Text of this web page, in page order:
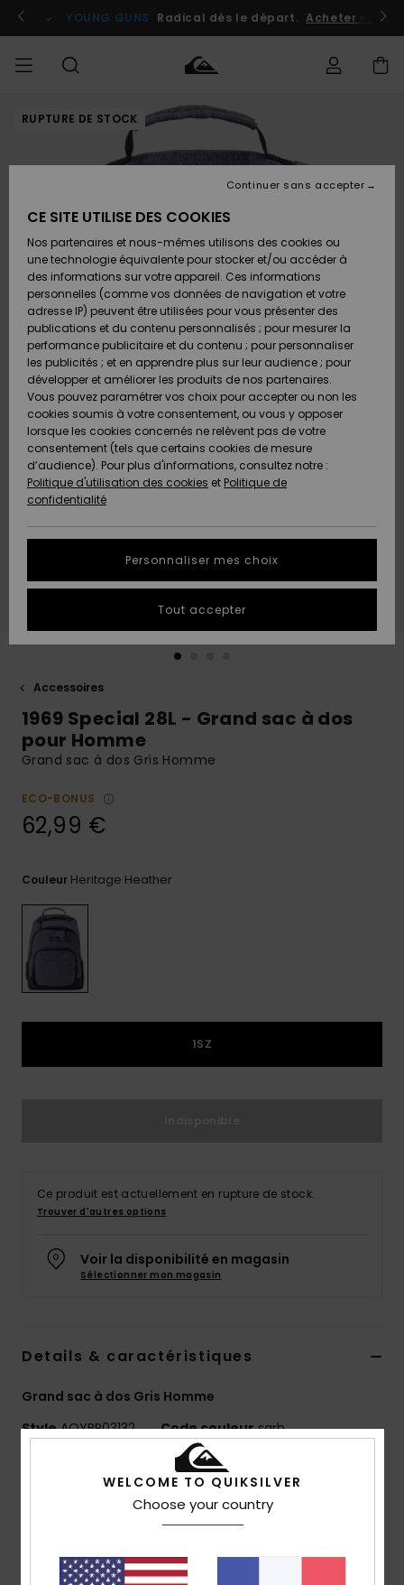
l'information
le
Se connecter / s'inscrire
YOUNG GUNS Radical dès le départ. Acheter
HOMME Vêtements
Chaussures
& Tongs
Surf
Snow
Nouveautés
A
Découvrir
Vêtements
Chaussures
& Tongs
Surf
Snow
Nouveautés
A
Découvrir
FEMME
Shop
A
Découvrir
Snow
SURF
Surf
Shop
Homme
Surf
Shop
Enfant
Highlights
Communauté
SNOW
Snow
Shop
Homme
Snow
Shop
Enfant
Snow
Shop
Femme
A
Découvrir
Communauté
OUTLET
Outlet
Homme
Enfant
Outlet
Femme
AIDE &
CONTACT
Accéder à
ma
commande
Retours
Paiement
Carte
Cadeau
Quiksilver
Freedom
Protection
des
tailles
conversation
plus rapide
à votre
question.
aux
MAGASINS
QUIKSILVER
RUPTURE DE STOCK
Accessoires
1969 Special 28L - Grand sac à dos
pour Homme
Grand sac à dos Gris Homme
ECO-BONUS
62,99 €
Couleur Heritage Heather
1SZ
Ce produit est actuellement en rupture de stock.
Trouver d'autres options
Voir la disponibilité en magasin
Sélectionner mon magasin
Details & caractéristiques
Grand sac à dos Gris Homme
StyleAQYBP03132 Code couleursgrh
Matière : polyester recyclé et résistant
1 compartiment principal zippé
2 poches latérales et 2 poches avant
WELCOME TO QUIKSILVER
Choose your country
CE SITE UTILISE DES COOKIES
Nos partenaires et nous-mêmes utilisons des cookies ou
une technologie équivalente pour stocker et/ou accéder à
des informations sur votre appareil. Ces informations
personnelles (comme vos données de navigation et votre
adresse IP) peuvent être utilisées pour vous présenter des
publications et du contenu personnalisés ; pour mesurer la
performance publicitaire et du contenu ; pour personnaliser
les publicités ; et en apprendre plus sur leur audience ; pour
développer et améliorer les produits de nos partenaires.
Vous pouvez paramétrer vos choix pour accepter ou non les
cookies soumis à votre consentement, ou vous y opposer
lorsque les cookies concernés ne relèvent pas de votre
consentement (tels que certains cookies de mesure
d’audience). Pour plus d'informations, consultez notre :
Politique d'utilisation des cookies et Politique de
confidentialité
Personnaliser mes choix
Continuer sans accepter
Tout accepter